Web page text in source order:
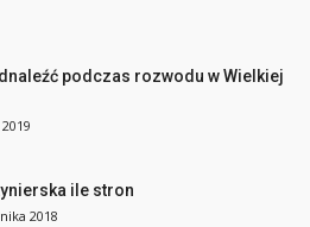
podczas rozwodu w Wielkiej
ile stron
2018